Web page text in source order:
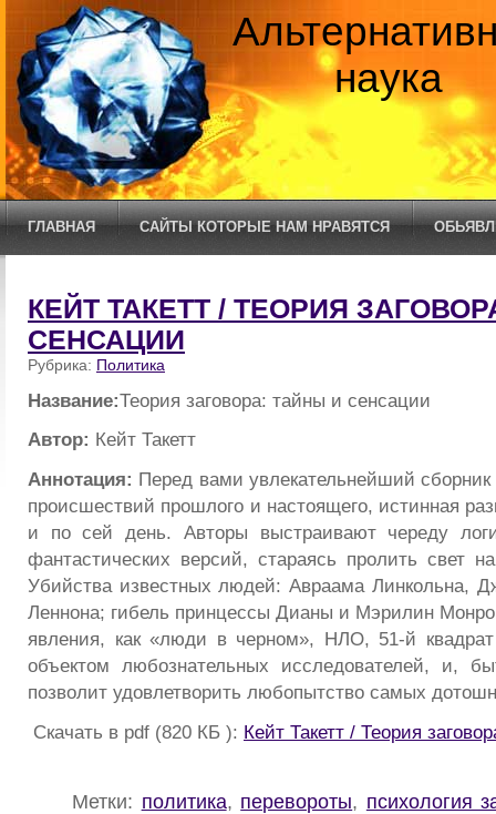
наука
ГЛАВНАЯ САЙТЫ КОТОРЫЕ НАМ НРАВЯТСЯ
КЕЙТ ТАКЕТТ / ТЕОРИЯ
СЕНСАЦИИ
Рубрика: Политика
Название:Теория заговора: тайны и сенсации
Автор: Кейт Такетт
Аннотация: Перед вами увлекательнейший
происшествий прошлого и настоящего, истинная
и по сей день. Авторы выстраивают череду
фантастических версий, стараясь пролить свет
Убийства известных людей: Авраама Линкольна,
Леннона; гибель принцессы Дианы и Мэрилин
явления, как «люди в черном», НЛО, 51-й
объектом любознательных исследователей, и,
позволит удовлетворить любопытство самых
Скачать в pdf (820 КБ ): Кейт Такетт / Теория
Метки: политика, перевороты, психология